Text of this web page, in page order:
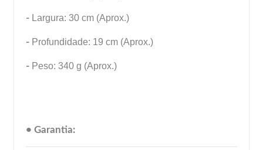
- Largura: 30 cm (Aprox.)
- Profundidade: 19 cm (Aprox.)
- Peso: 340 g (Aprox.)
• Garantia: